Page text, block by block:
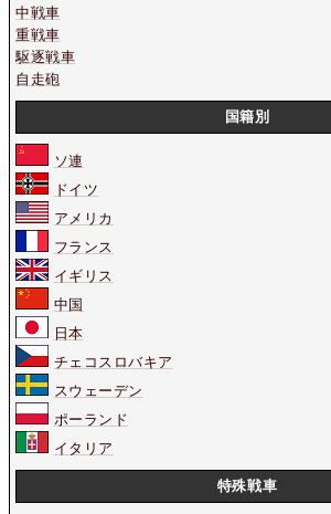
中戦車
重戦車
駆逐戦車
自走砲
国籍別
ソ連
ドイツ
アメリカ
フランス
イギリス
中国
日本
チェコスロバキア
スウェーデン
ポーランド
イタリア
特殊戦車